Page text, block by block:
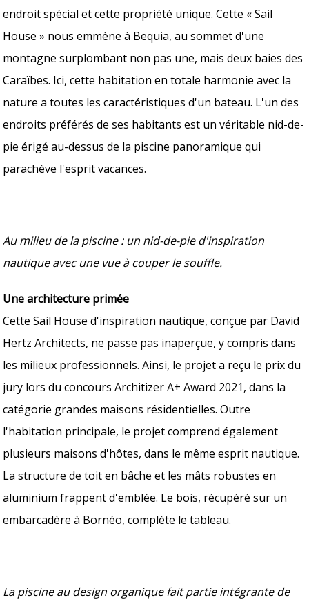
endroit spécial et cette propriété unique. Cette « Sail
House » nous emmène à Bequia, au sommet d'une
montagne surplombant non pas une, mais deux baies des
Caraïbes. Ici, cette habitation en totale harmonie avec la
nature a toutes les caractéristiques d'un bateau. L'un des
endroits préférés de ses habitants est un véritable nid-de-
pie érigé au-dessus de la piscine panoramique qui
parachève l'esprit vacances.
Au milieu de la piscine : un nid-de-pie d'inspiration
nautique avec une vue à couper le souffle.
Une architecture primée
Cette Sail House d'inspiration nautique, conçue par David
Hertz Architects, ne passe pas inaperçue, y compris dans
les milieux professionnels. Ainsi, le projet a reçu le prix du
jury lors du concours Architizer A+ Award 2021, dans la
catégorie grandes maisons résidentielles. Outre
l'habitation principale, le projet comprend également
plusieurs maisons d'hôtes, dans le même esprit nautique.
La structure de toit en bâche et les mâts robustes en
aluminium frappent d'emblée. Le bois, récupéré sur un
embarcadère à Bornéo, complète le tableau.
La piscine au design organique fait partie intégrante de